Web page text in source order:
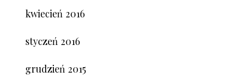
kwiecień 2016
styczeń 2016
grudzień 2015